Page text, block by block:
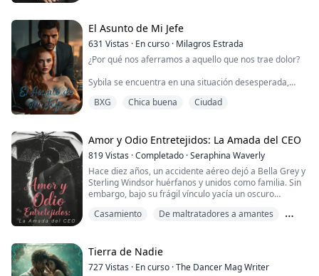
un hombre reservado entró en su vida. Le ofreció una
solución sofisticada.
—Cásate conmigo en su ...
El Asunto de Mi Jefe
631 Vistas · En curso · Milagros Estrada
¿Por qué nos aferramos a aquello que nos trae dolor?
Sybila se encuentra en una situación desesperada,
menor enfermo tras la pérdida de sus padres. Su única
que podría cambiar su destino. Poco sabía ella que el
precio a pagar sería soportar la presencia ...
BXG Chica buena Ciudad
Amor y Odio Entretejidos: La Amada del CEO
819Vistas ·Completado ·Seraphina Waverly
Hace diez años, un accidente aéreo dejó a Bella Grey y
Sterling Windsor huérfanos y unidos como familia. Sin
embargo, bajo su frágil vínculo yacía un oscuro
La gentileza de Sterling, un bálsamo para todos
Bella vivía bajo la sombra de lo que percibía como su ...
Casamiento
De maltratadores a amantes
Tierra de Nadie
727Vistas · En curso ·The Dancer Mag Writer